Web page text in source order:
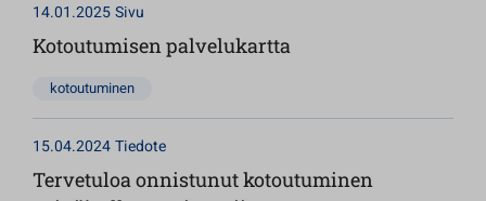
14.01.2025Sivu
Kotoutumisen palvelukartta
kotoutuminen
15.04.2024Tiedote
Tervetuloa onnistunut kotoutuminen